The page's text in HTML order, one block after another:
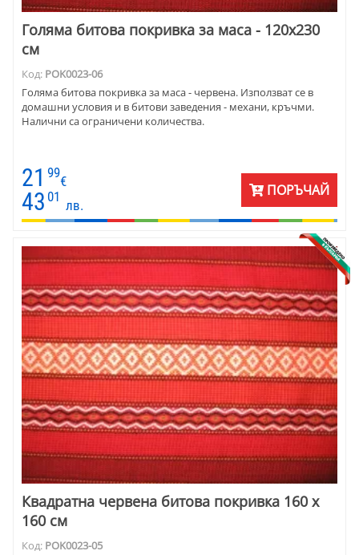
Голяма битова покривка за маса - 120х230
см
Код: POK0023-06
Голяма битова покривка за маса - червена. Използват се в
домашни условия и в битови заведения - механи, кръчми.
Налични са ограничени количества.
21 99
€
43 01
лв.
ПОРЪЧАЙ
Квадратна червена битова покривка 160 х
160 см
Код: POK0023-05